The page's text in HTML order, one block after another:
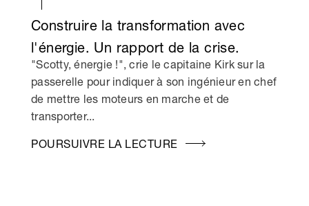
Construire la transformation avec
l'énergie. Un rapport de la crise.
"Scotty, énergie !", crie le capitaine Kirk sur la
passerelle pour indiquer à son ingénieur en chef
de mettre les moteurs en marche et de
transporter...
POURSUIVRE LA LECTURE